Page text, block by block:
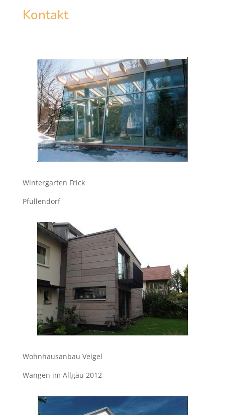
Kontakt
Wintergarten Frick
Pfullendorf
Wohnhausanbau Veigel
Wangen im Allgäu 2012